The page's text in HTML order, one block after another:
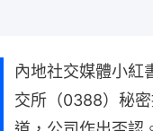
內地社交媒體小紅
交所（0388）秘